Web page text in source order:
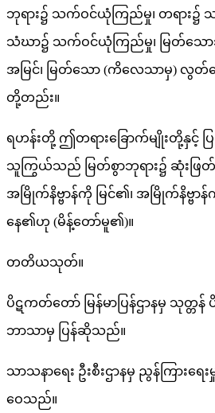
ဘုရား၌ သက်ဝင်ယုံကြည်မှု၊ တရား၌
သံဃာ၌ သက်ဝင်ယုံကြည်မှု၊ မြတ်သေ
အမြင်၊ မြတ်သော (ကိလေသာမှ) လွတ်
တို့တည်း။
ရဟန်းတို့ ဤတရားခြောက်မျိုးတို့နှင့်
သူကြွယ်သည် မြတ်စွာဘုရား၌ ဆုံးဖြတ်
အမြိုက်နိဗ္ဗာန်ကို မြင်၏၊ အမြိုက်နိဗ္ဗာ
နေ၏ဟု (မိန့်တော်မူ၏)။
တတိယသုတ်။
ပိဋကတ်တော် မြန်မာပြန်ဌာနမှ သုတ္တ
ဘာသာမှ ပြန်ဆိုသည်။
သာသနာရေး ဦးစီးဌာနမှ ညွန်ကြားရ
ဝေသည်။